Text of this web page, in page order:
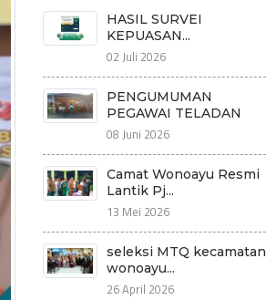
HASIL SURVEI
KEPUASAN...
02 Juli 2026
PENGUMUMAN
PEGAWAI TELADAN
08 Juni 2026
Camat Wonoayu Resmi
Lantik Pj...
13 Mei 2026
seleksi MTQ kecamatan
wonoayu...
26 April 2026